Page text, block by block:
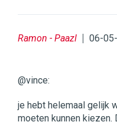
Ramon - Paazl 06-
@vince:
je hebt helemaal gelijk
moeten kunnen kiezen.